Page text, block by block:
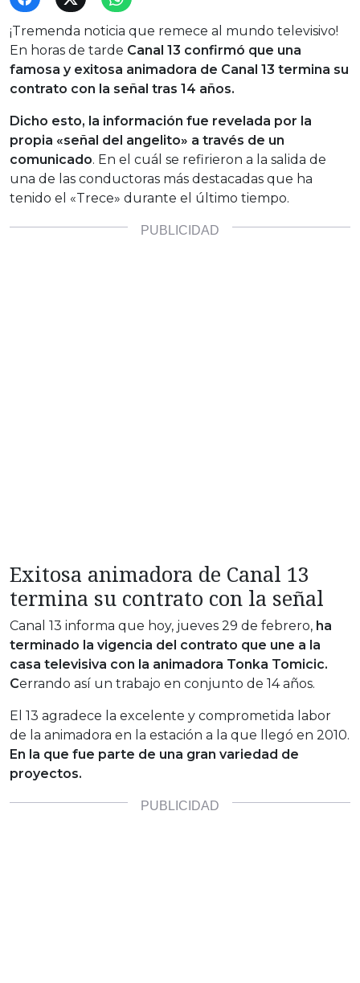
¡Tremenda noticia que remece al mundo televisivo!
En horas de tarde Canal 13 confirmó que una
famosa y exitosa animadora de Canal 13 termina su
contrato con la señal tras 14 años.
Dicho esto, la información fue revelada por la
propia «señal del angelito» a través de un
comunicado. En el cuál se refirieron a la salida de
una de las conductoras más destacadas que ha
tenido el «Trece» durante el último tiempo.
Exitosa animadora de Canal 13
termina su contrato con la señal
Canal 13 informa que hoy, jueves 29 de febrero, ha
terminado la vigencia del contrato que une a la
casa televisiva con la animadora Tonka Tomicic.
Cerrando así un trabajo en conjunto de 14 años.
El 13 agradece la excelente y comprometida labor
de la animadora en la estación a la que llegó en 2010.
En la que fue parte de una gran variedad de
proyectos.